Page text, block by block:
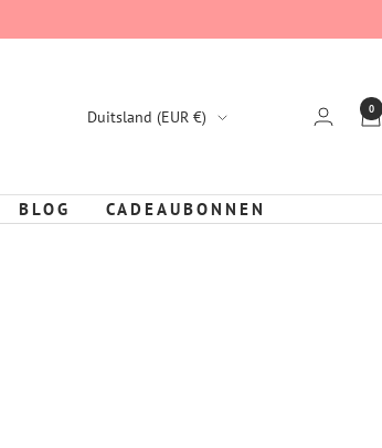
Land/Region
Duitsland (EUR €) 0
BLOG CADEAUBONNEN